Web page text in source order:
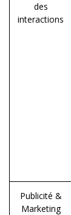
des
interactions
Publicité &
Marketing